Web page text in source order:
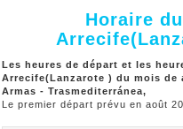
Horaire
Les heures de départ et les
Arrecife(Lanzarote ) du mois de
Armas - Trasmediterránea,
Le premier départ prévu en août